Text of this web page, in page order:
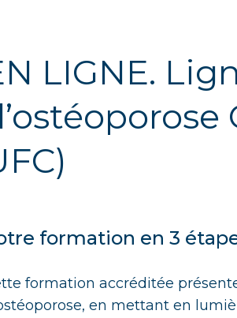
LIGNE.
formation en 3
formation accréditée
en mettant en